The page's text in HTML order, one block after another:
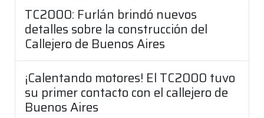
TC2000: Furlán brindó nuevos
detalles sobre la construcción del
Callejero de Buenos Aires
¡Calentando motores! El TC2000 tuvo
su primer contacto con el callejero de
Buenos Aires